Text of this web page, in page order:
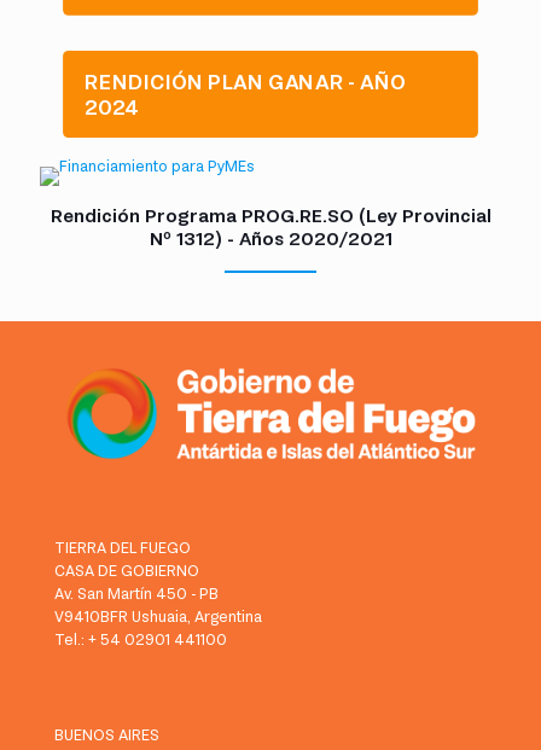
RENDICIÓN PLAN GANAR - AÑO
2024
Rendición Programa PROG.RE.SO (Ley Provincial
Nº 1312) - Años 2020/2021
TIERRA DEL FUEGO
CASA DE GOBIERNO
Av. San Martín 450 - PB
V9410BFR Ushuaia, Argentina
Tel.: + 54 02901 441100
BUENOS AIRES